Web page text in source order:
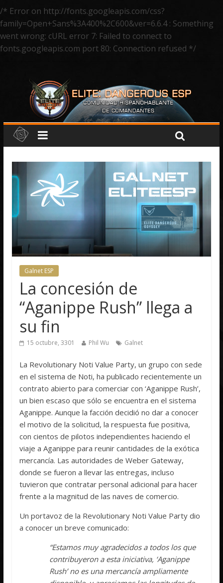
/* Error on http://fonts.googleapis.com/css?
family=Open+Sans%3A400%2C600&ver=6.6.4 : Something
went wrong: cURL error 7: Failed to connect to
fonts.googleapis.com port 80: Connection refused */
Galnet ESP
La concesión de
“Aganippe Rush” llega a
su fin
15 octubre, 3301 Phil Wu Galnet
La Revolutionary Noti Value Party, un grupo con sede
en el sistema de Noti, ha publicado recientemente un
contrato abierto para comerciar con ‘Aganippe Rush’,
un bien escaso que sólo se encuentra en el sistema
Aganippe. Aunque la facción decidió no dar a conocer
el motivo de la solicitud, la respuesta fue positiva,
con cientos de pilotos independientes haciendo el
viaje a Aganippe para reunir cantidades de la exótica
mercancía. Las autoridades de Weber Gateway,
donde se fueron a llevar las entregas, incluso
tuvieron que contratar personal adicional para hacer
frente a la magnitud de las naves de comercio.
Un portavoz de la Revolutionary Noti Value Party dio
a conocer un breve comunicado:
“Estamos muy agradecidos a todos los que
contribuyeron a esta iniciativa, ‘Aganippe
Rush’ no es una mercancía ampliamente